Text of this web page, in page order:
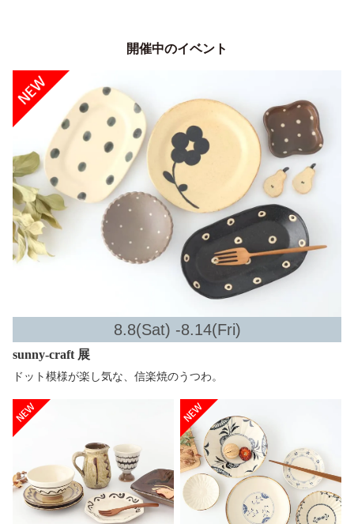
開催中のイベント
8.8(Sat) -8.14(Fri)
sunny-craft 展
ドット模様が楽し気な、信楽焼のうつわ。